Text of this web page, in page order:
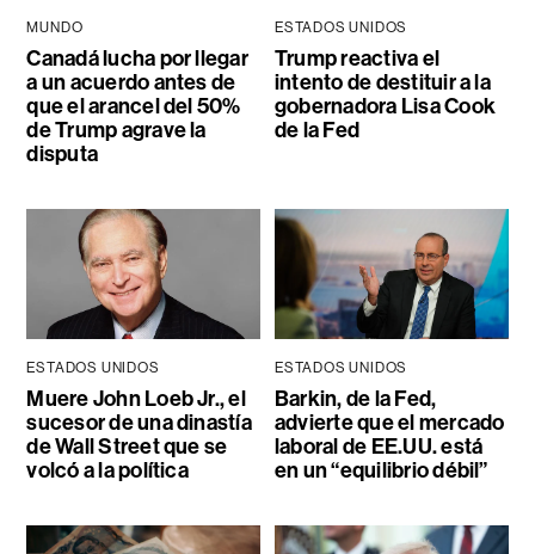
MUNDO
Canadá lucha por llegar
a un acuerdo antes de
que el arancel del 50%
de Trump agrave la
disputa
ESTADOS UNIDOS
Trump reactiva el
intento de destituir a la
gobernadora Lisa Cook
de la Fed
ESTADOS UNIDOS
Muere John Loeb Jr., el
sucesor de una dinastía
de Wall Street que se
volcó a la política
ESTADOS UNIDOS
Barkin, de la Fed,
advierte que el mercado
laboral de EE.UU. está
en un “equilibrio débil”